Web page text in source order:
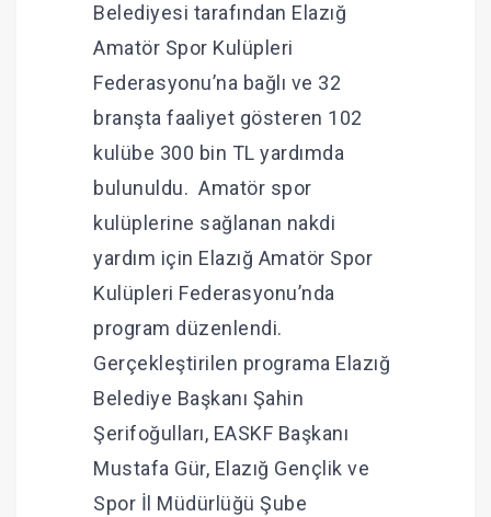
Belediyesi tarafından Elazığ
Amatör Spor Kulüpleri
Federasyonu’na bağlı ve 32
branşta faaliyet gösteren 102
kulübe 300 bin TL yardımda
bulunuldu. Amatör spor
kulüplerine sağlanan nakdi
yardım için Elazığ Amatör Spor
Kulüpleri Federasyonu’nda
program düzenlendi.
Gerçekleştirilen programa Elazığ
Belediye Başkanı Şahin
Şerifoğulları, EASKF Başkanı
Mustafa Gür, Elazığ Gençlik ve
Spor İl Müdürlüğü Şube